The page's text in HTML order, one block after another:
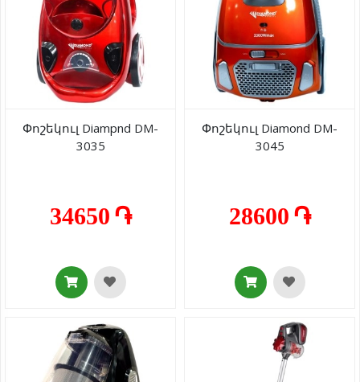
Փոշեկուլ Diampnd DM-
3035
34650 ֏
Փոշեկուլ Diamond DM-
3045
28600 ֏